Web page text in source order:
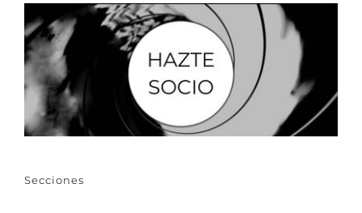
Secciones